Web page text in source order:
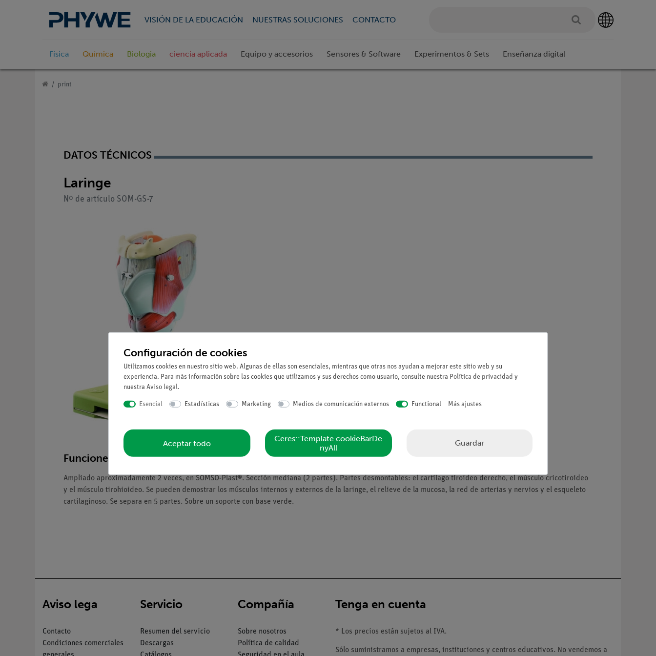
VISIÓN DE LA EDUCACIÓN NUESTRAS SOLUCIONES CONTACTO
Física Química Biologia ciencia aplicada Equipo y accesorios Sensores & Software Experimentos & Sets Enseñanza digital
print
DATOS TÉCNICOS
Laringe
Nº de artículo SOM-GS-7
Funciones y uso
Ampliado aproximadamente 2 veces, en SOMSO-Plast®. Sección mediana (2 partes). Partes desmontables: el cartílago tiroideo derecho, el músculo cricotiroideo
y el músculo tirohioideo. Se pueden demostrar los músculos internos y externos de la laringe, el relieve de la mucosa, la red de arterias y nervios y el esqueleto
cartilaginoso. Se separa en 5 partes. Sobre un soporte con base verde.
Aviso lega
Contacto
Condiciones comerciales
Servicio
Resumen del servicio
Descargas
Compañía
Sobre nosotros
Política de calidad
Tenga en cuenta
* Los precios están sujetos al IVA.
Sólo suministramos a empresas, instituciones y centros educativos. No vendemos a
Configuración de cookies
Utilizamos cookies en nuestro sitio web. Algunas de ellas son esenciales, mientras que otras nos ayudan a mejorar este sitio web y su
experiencia. Para más información sobre las cookies que utilizamos y sus derechos como usuario, consulte nuestra Política de privacidad y
nuestra Aviso legal.
Esencial Estadísticas Marketing Medios de comunicación externos Functional Más ajustes
Aceptar todo
Ceres::Template.cookieBarDe
nyAll
Guardar